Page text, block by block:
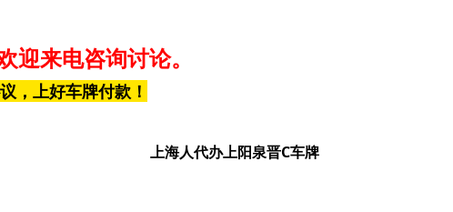
迎来电咨询讨论。
，上好车牌付款！
上海人代办上阳泉晋C车牌